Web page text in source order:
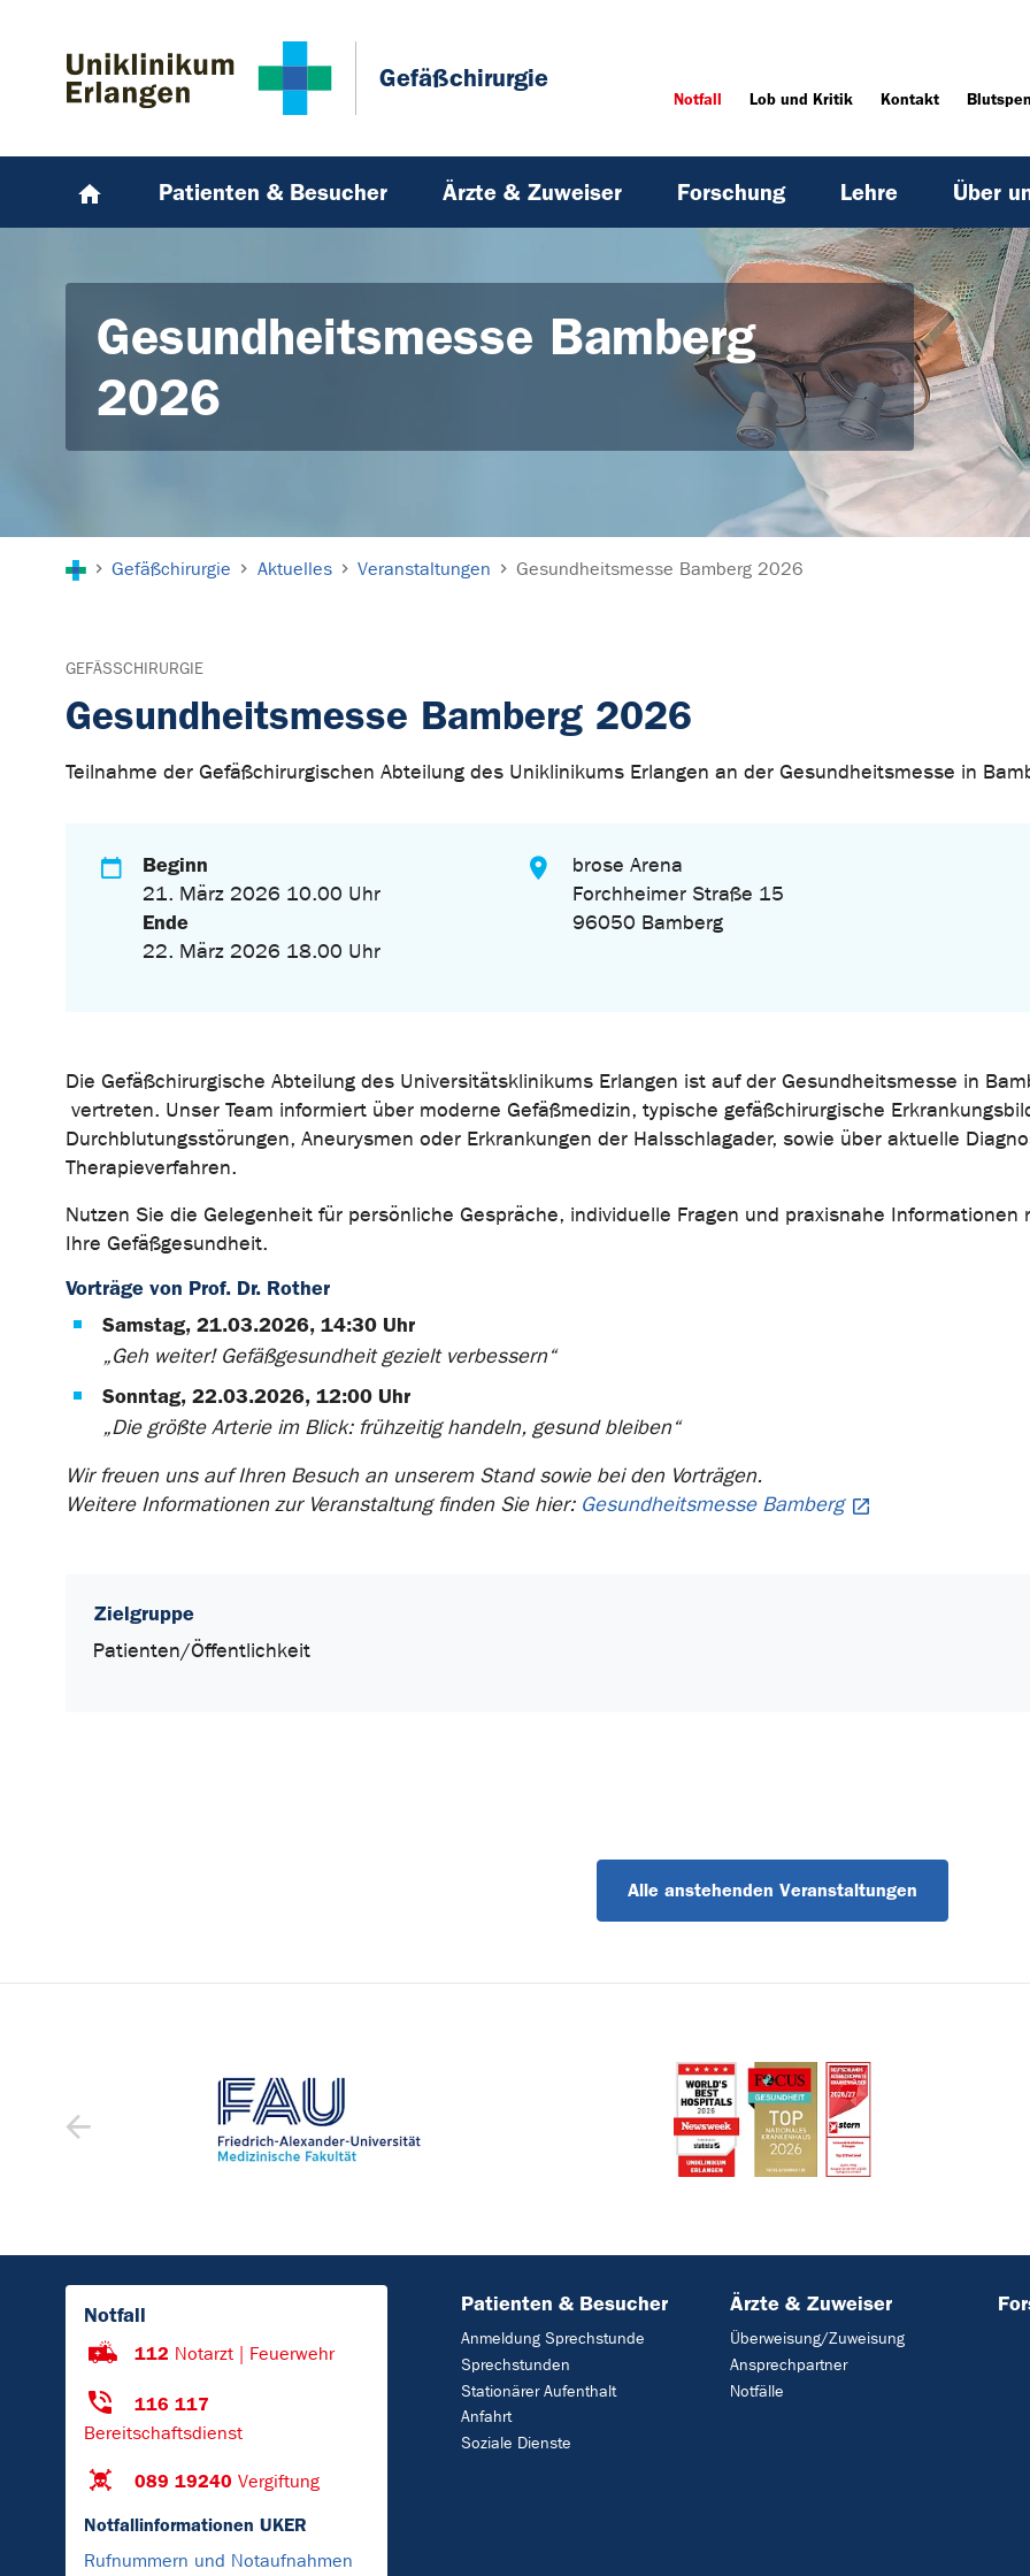
Gefäßchirurgie
Notfall Lob und Kritik Kontakt
Patienten & Besucher Ärzte & Zuweiser Forschung Lehre Über
Gesundheitsmesse Bamberg
2026
Gefäßchirurgie Aktuelles Veranstaltungen Gesundheitsmesse Bamberg 2026
GEFÄSSCHIRURGIE
Gesundheitsmesse Bamberg 2026
Teilnahme der Gefäßchirurgischen Abteilung des Uniklinikums Erlangen an der Gesundheitsmesse in
Beginn
21. März 2026 10.00 Uhr
Ende
22. März 2026 18.00 Uhr
brose Arena
Forchheimer Straße 15
96050 Bamberg
Die Gefäßchirurgische Abteilung des Universitätsklinikums Erlangen ist auf der Gesundheitsmesse in
vertreten. Unser Team informiert über moderne Gefäßmedizin, typische gefäßchirurgische
Durchblutungsstörungen, Aneurysmen oder Erkrankungen der Halsschlagader, sowie über aktuelle
Therapieverfahren.
Nutzen Sie die Gelegenheit für persönliche Gespräche, individuelle Fragen und praxisnahe Informationen
Ihre Gefäßgesundheit.
Vorträge von Prof. Dr. Rother
Samstag, 21.03.2026, 14:30 Uhr
„Geh weiter! Gefäßgesundheit gezielt verbessern“
Sonntag, 22.03.2026, 12:00 Uhr
„Die größte Arterie im Blick: frühzeitig handeln, gesund bleiben“
Wir freuen uns auf Ihren Besuch an unserem Stand sowie bei den Vorträgen.
Weitere Informationen zur Veranstaltung finden Sie hier: Gesundheitsmesse Bamberg
Zielgruppe
Patienten/Öffentlichkeit
Alle anstehenden Veranstaltungen
Notfall
112 Notarzt | Feuerwehr
116 117
Bereitschaftsdienst
089 19240 Vergiftung
Notfallinformationen UKER
Rufnummern und Notaufnahmen
Patienten & Besucher
Anmeldung Sprechstunde
Sprechstunden
Stationärer Aufenthalt
Anfahrt
Soziale Dienste
Ärzte & Zuweiser
Überweisung/Zuweisung
Ansprechpartner
Notfälle